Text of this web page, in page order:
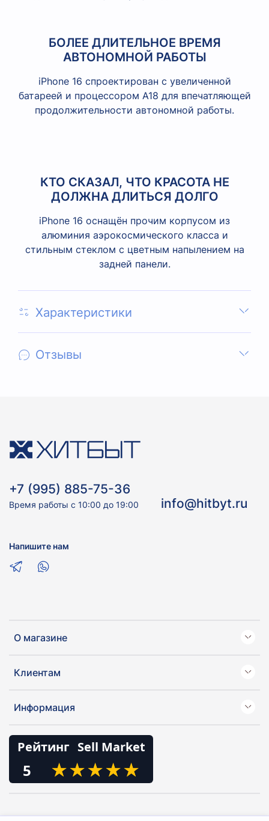
БОЛЕЕ ДЛИТЕЛЬНОЕ ВРЕМЯ
АВТОНОМНОЙ РАБОТЫ
iPhone 16 спроектирован с увеличенной
батареей и процессором A18 для впечатляющей
продолжительности автономной работы.
КТО СКАЗАЛ, ЧТО КРАСОТА НЕ
ДОЛЖНА ДЛИТЬСЯ ДОЛГО
iPhone 16 оснащён прочим корпусом из
алюминия аэрокосмического класса и
стильным стеклом с цветным напылением на
задней панели.
Характеристики
Отзывы
О магазине
Клиентам
Информация
Рейтинг Sell Market
5 ★
★★
★★
★★
★★
★
+7 (995) 885-75-36
Время работы с 10:00 до 19:00 info@hitbyt.ru
Напишите нам